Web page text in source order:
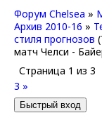
Форум Chelsea »
Архив 2010-16 »
стиля прогнозов
матч Челси -
Страница 1 из 3
3 »